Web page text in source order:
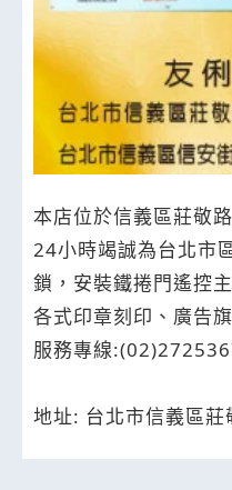
本店位於信義區莊敬
24小時竭誠為台北市
鎖，安裝鐵捲門遙控
各式印章刻印、廣告
服務專線
地址: 台北市信義區